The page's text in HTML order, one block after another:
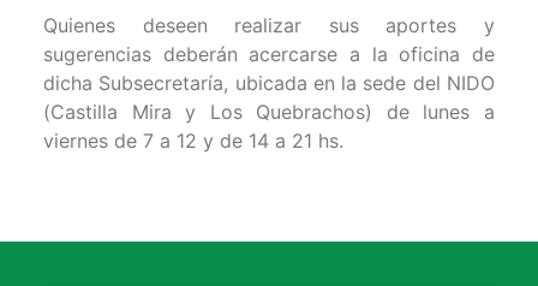
Quienes deseen realizar sus aportes y
sugerencias deberán acercarse a la oficina de
dicha Subsecretaría, ubicada en la sede del NIDO
(Castilla Mira y Los Quebrachos) de lunes a
viernes de 7 a 12 y de 14 a 21 hs.